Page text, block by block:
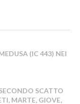
(IC 443) NEI
SCATTO
MARTE, GIOVE,